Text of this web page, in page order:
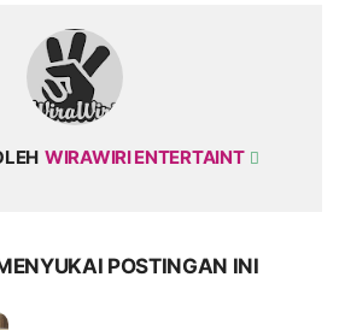
WIRAWIRI ENTERTAINT
POSTINGAN INI